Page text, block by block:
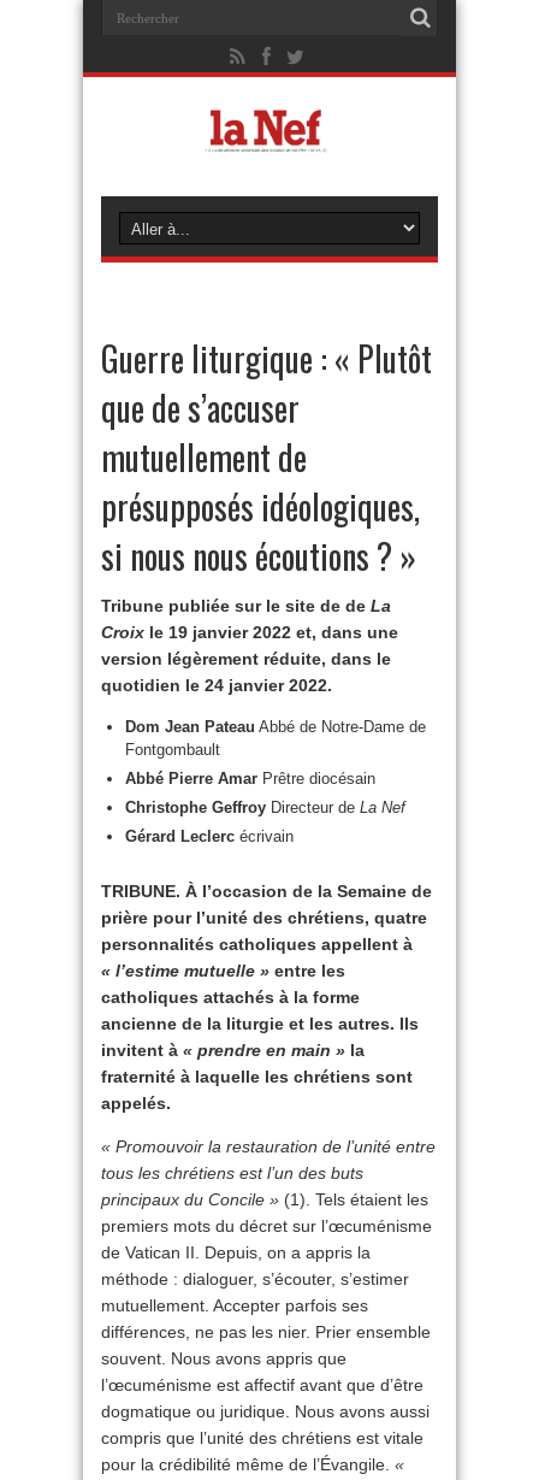
Guerre liturgique : « Plutôt
que de s’accuser
mutuellement de
présupposés idéologiques,
si nous nous écoutions ? »
Tribune publiée sur le site de de La
Croix le 19 janvier 2022 et, dans une
version légèrement réduite, dans le
quotidien le 24 janvier 2022.
Dom Jean Pateau Abbé de Notre-Dame de
Fontgombault
Abbé Pierre Amar Prêtre diocésain
Christophe Geffroy Directeur de La Nef
Gérard Leclerc écrivain
TRIBUNE. À l’occasion de la Semaine de
prière pour l’unité des chrétiens, quatre
personnalités catholiques appellent à
« l’estime mutuelle » entre les
catholiques attachés à la forme
ancienne de la liturgie et les autres. Ils
invitent à « prendre en main » la
fraternité à laquelle les chrétiens sont
appelés.
« Promouvoir la restauration de l’unité entre
tous les chrétiens est l’un des buts
principaux du Concile » (1). Tels étaient les
premiers mots du décret sur l’œcuménisme
de Vatican II. Depuis, on a appris la
méthode : dialoguer, s’écouter, s’estimer
mutuellement. Accepter parfois ses
différences, ne pas les nier. Prier ensemble
souvent. Nous avons appris que
l’œcuménisme est affectif avant que d’être
dogmatique ou juridique. Nous avons aussi
compris que l’unité des chrétiens est vitale
pour la crédibilité même de l’Évangile. «